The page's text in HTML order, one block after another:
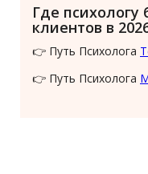
Где психологу
клиентов в
👉 Путь Психолога
👉 Путь Психолога